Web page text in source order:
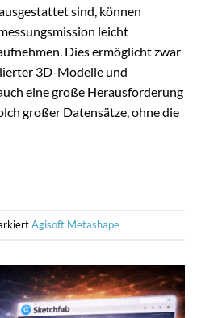
sind, können
leicht
Dies ermöglicht zwar
3D-Modelle und
eine große Herausforderung
großer Datensätze, ohne die
Agisoft Metashape